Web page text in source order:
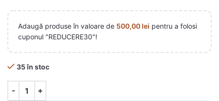
Adaugă produse în valoare de 500,00 lei pentru a folosi
cuponul "REDUCERE30"!
35 în stoc